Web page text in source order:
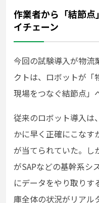
作業者から「結節
イチェーン
今回の試験導入が物流
クトは、ロボットが「
現場をつなぐ結節点」
従来のロボット導入は
かに早く正確にこなす
が当てられていた。し
がSAPなどの基幹系シ
にデータをやり取りす
庫全体の状況がリアル